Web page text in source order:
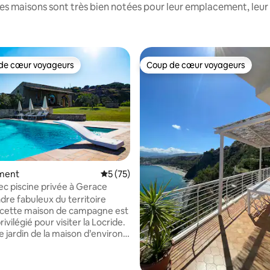
maisons sont très bien notées pour leur emplacement,
cœur voyageurs les plus appréciés
cœur voyageurs
Évaluation moyenne sur la base de 75
5 (75)
piscine privée à Gerace
fabuleux du territoire
maison de campagne est
pour visiter la Locride.
jardin de la maison d’environ
Coup de cœur voyageurs
Coup de cœur voyageurs